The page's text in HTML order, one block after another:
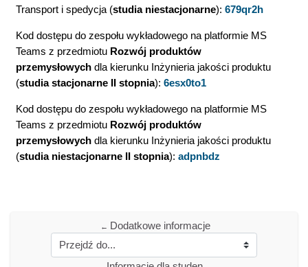
Transport i spedycja (studia niestacjonarne): 679qr2h
Kod dostępu do zespołu wykładowego na platformie MS
Teams z przedmiotu Rozwój produktów
przemysłowych dla kierunku Inżynieria jakości produktu
(studia stacjonarne II stopnia): 6esx0to1
Kod dostępu do zespołu wykładowego na platformie MS
Teams z przedmiotu Rozwój produktów
przemysłowych dla kierunku Inżynieria jakości produktu
(studia niestacjonarne II stopnia): adpnbdz
← Dodatkowe informacje